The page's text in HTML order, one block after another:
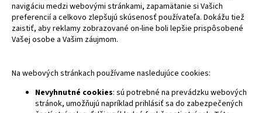
navigáciu medzi webovými stránkami, zapamätanie si Vašich
preferencií a celkovo zlepšujú skúsenosť používateľa. Dokážu tiež
zaistiť, aby reklamy zobrazované on-line boli lepšie prispôsobené
Vašej osobe a Vašim záujmom.
Na webových stránkach používame nasledujúce cookies:
Nevyhnutné cookies: sú potrebné na prevádzku webových
stránok, umožňujú napríklad prihlásiť sa do zabezpečených